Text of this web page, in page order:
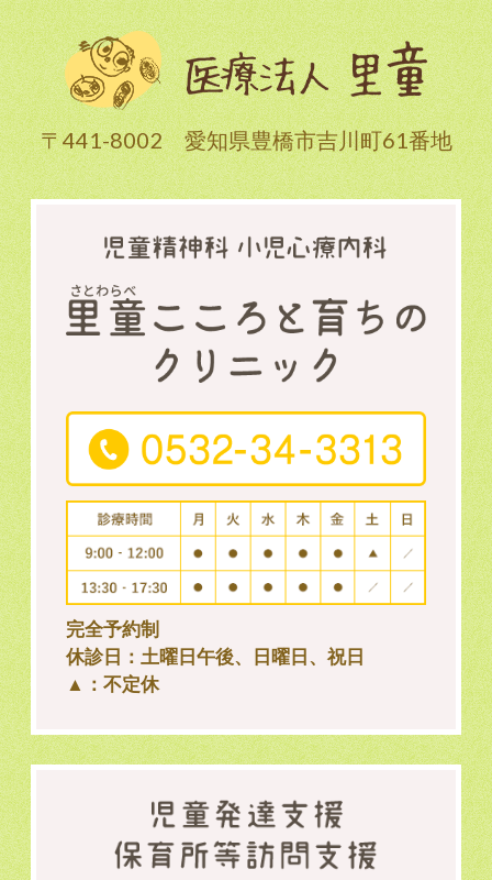
〒441-8002 愛知県豊橋市吉川町61番地
完全予約制
休診日：土曜日午後、日曜日、祝日
▲：不定休